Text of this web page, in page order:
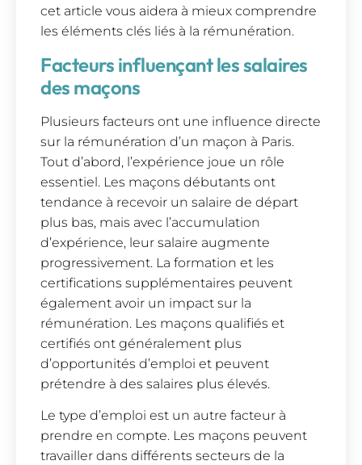
cet article vous aidera à mieux comprendre
les éléments clés liés à la rémunération.
Facteurs influençant les salaires
des maçons
Plusieurs facteurs ont une influence directe
sur la rémunération d’un maçon à Paris.
Tout d’abord, l’expérience joue un rôle
essentiel. Les maçons débutants ont
tendance à recevoir un salaire de départ
plus bas, mais avec l’accumulation
d’expérience, leur salaire augmente
progressivement. La formation et les
certifications supplémentaires peuvent
également avoir un impact sur la
rémunération. Les maçons qualifiés et
certifiés ont généralement plus
d’opportunités d’emploi et peuvent
prétendre à des salaires plus élevés.
Le type d’emploi est un autre facteur à
prendre en compte. Les maçons peuvent
travailler dans différents secteurs de la